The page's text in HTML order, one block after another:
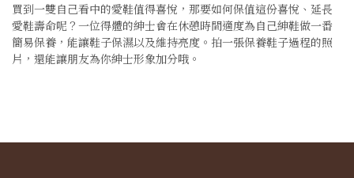
買到一雙自己看中的愛鞋值得喜悅，那要如何保值這份喜悅、延長
愛鞋壽命呢？一位得體的紳士會在休憩時間適度為自己紳鞋做一番
簡易保養，能讓鞋子保濕以及維持亮度。拍一張保養鞋子過程的照
片，還能讓朋友為你紳士形象加分哦。